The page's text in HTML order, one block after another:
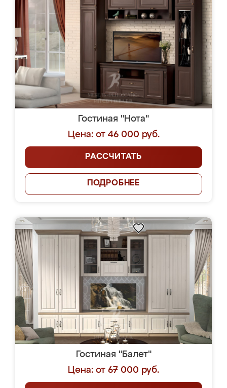
Гостиная "Нота"
Цена: от 46 000 руб.
РАССЧИТАТЬ
ПОДРОБНЕЕ
Гостиная "Балет"
Цена: от 67 000 руб.